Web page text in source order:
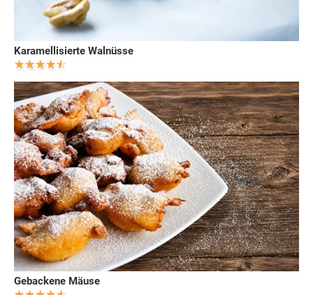
Karamellisierte Walnüsse
Gebackene Mäuse